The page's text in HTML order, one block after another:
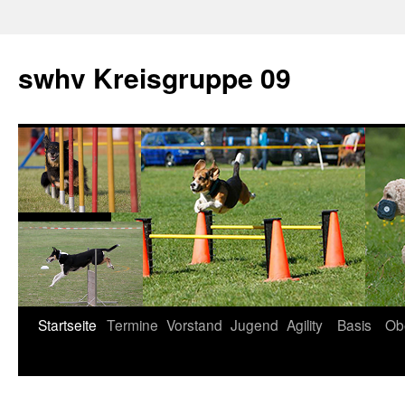
swhv Kreisgruppe 09
Startseite Termine Vorstand Jugend Agility Basis